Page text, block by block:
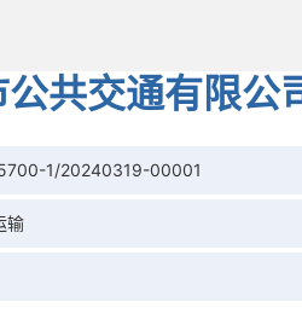
共交通有限公
1/20240319-00001
输